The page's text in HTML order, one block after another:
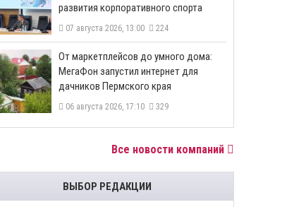
развития корпоративного спорта
07 августа 2026, 13:00 224
От маркетплейсов до умного дома:
МегаФон запустил интернет для
дачников Пермского края
06 августа 2026, 17:10 329
Все новости компаний
ВЫБОР РЕДАКЦИИ